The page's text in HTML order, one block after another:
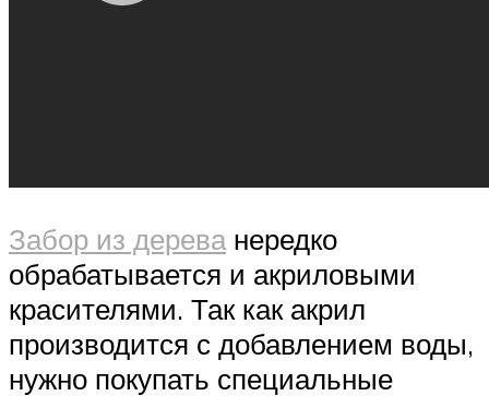
Забор из дереванередко
обрабатывается и акриловыми
красителями. Так как акрил
производится с добавлением воды,
нужно покупать специальные